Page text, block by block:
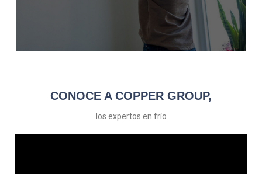
Copper Group
CONOCE A COPPER GROUP,
los expertos en frío